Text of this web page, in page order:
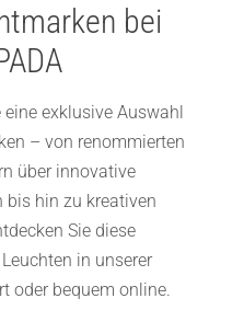
bei
eine exklusive Auswahl
– von renommierten
über innovative
bis hin zu kreativen
Sie diese
in unserer
oder bequem online.